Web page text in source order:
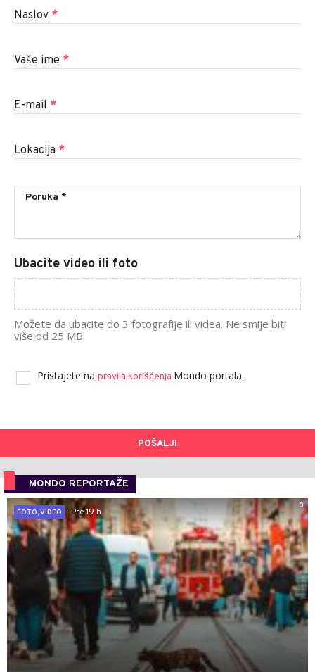
Naslov *
Vaše ime *
E-mail *
Lokacija *
Ubacite video ili foto
Možete da ubacite do 3 fotografije ili videa. Ne smije biti
više od 25 MB.
Pristajete na pravila korišćenja Mondo portala.
POŠALJI
MONDO REPORTAŽE
0
FOTO, VIDEO
Pre 19 h